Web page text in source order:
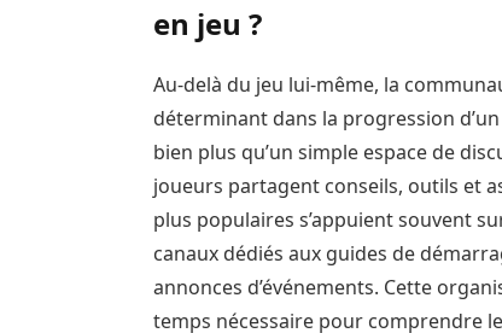
en jeu ?
Au-delà du jeu lui-même, la
déterminant dans la progression
bien plus qu’un simple espace de
joueurs partagent conseils, outils et
plus populaires s’appuient souvent
canaux dédiés aux guides de
annonces d’événements. Cette
temps nécessaire pour comprendre